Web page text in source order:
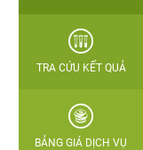
TRA CỨU KẾT QUẢ
BẢNG GIÁ DỊCH VỤ